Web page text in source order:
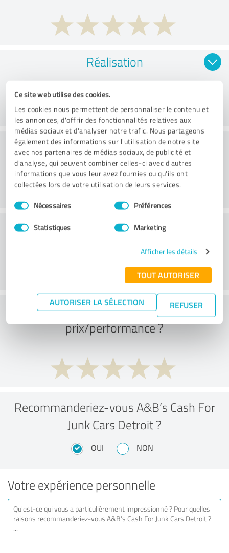
Ce site web utilise des cookies.
Les cookies nous permettent de personnaliser le contenu et
les annonces, d'offrir des fonctionnalités relatives aux
médias sociaux et d'analyser notre trafic. Nous partageons
également des informations sur l'utilisation de notre site
avec nos partenaires de médias sociaux, de publicité et
d'analyse, qui peuvent combiner celles-ci avec d'autres
informations que vous leur avez fournies ou qu'ils ont
collectées lors de votre utilisation de leurs services.
Sélection
du
Nécessaires Préférences
Statistiques Marketing
Afficher les détails
TOUT AUTORISER
AUTORISER LA SÉLECTION REFUSER
Réalisation
Conseil
Service à la clientèle
Que pensez-vous du rapport
prix/performance ?
Recommanderiez-vous A&B’s Cash For
Junk Cars Detroit ?
OUI NON
Votre expérience personnelle